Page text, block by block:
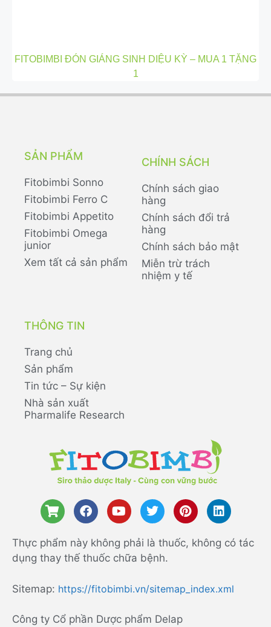
FITOBIMBI ĐÓN GIÁNG SINH DIỆU KỲ – MUA 1 TẶNG
1
SẢN PHẨM
Fitobimbi Sonno
Fitobimbi Ferro C
Fitobimbi Appetito
Fitobimbi Omega
junior
Xem tất cả sản phẩm
CHÍNH SÁCH
Chính sách giao
hàng
Chính sách đổi trả
hàng
Chính sách bảo mật
Miễn trừ trách
nhiệm y tế
THÔNG TIN
Trang chủ
Sản phẩm
Tin tức – Sự kiện
Nhà sản xuất
Pharmalife Research
Thực phẩm này không phải là thuốc, không có tác
dụng thay thế thuốc chữa bệnh.
Sitemap: https://fitobimbi.vn/sitemap_index.xml
Công ty Cổ phần Dược phẩm Delap